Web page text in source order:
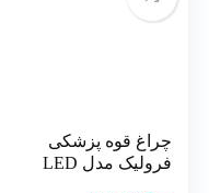
چراغ قوه پزشکی
فرولیک مدل LED